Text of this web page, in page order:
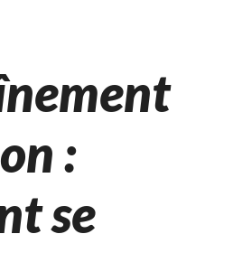
:
se